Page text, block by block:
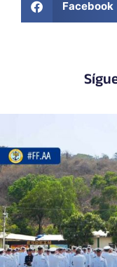
Facebook